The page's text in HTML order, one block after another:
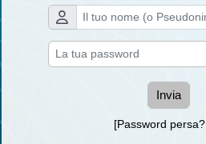
Invia
[Password persa?